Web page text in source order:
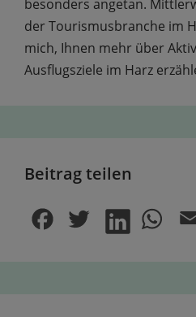
besonders angetan.
der Tourismus­branche im
mich, Ihnen mehr über
Ausflugsziele im Harz
Beitrag teilen